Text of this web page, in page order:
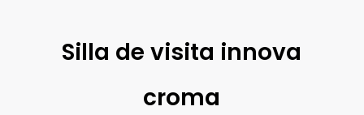
Silla de visita innova
croma